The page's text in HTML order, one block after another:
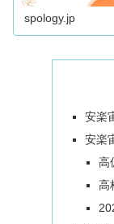
spology.jp
安楽
安楽
高
高